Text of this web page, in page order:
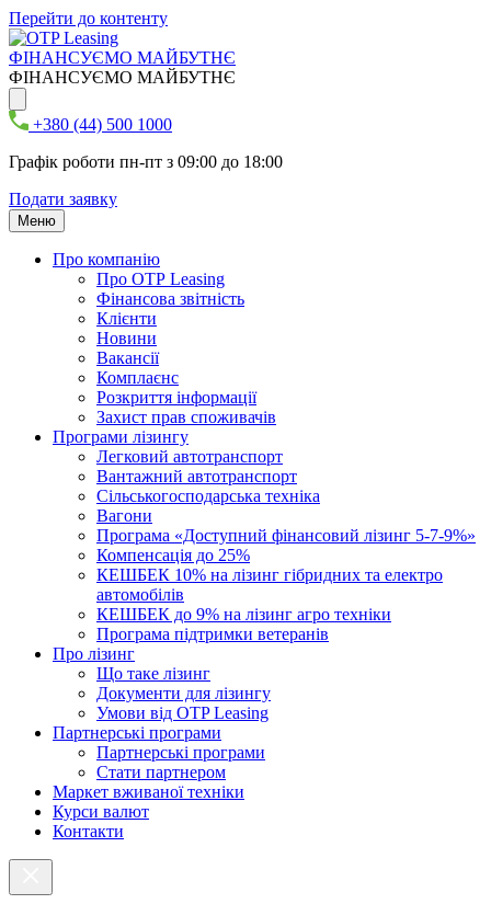
Перейти до контенту
ФІНАНСУЄМО МАЙБУТНЄ
ФІНАНСУЄМО МАЙБУТНЄ
+380 (44) 500 1000
Графік роботи пн-пт з 09:00 до 18:00
Подати заявку
Меню
Про компанію
Про ОТР Leasing
Фінансова звітність
Клієнти
Новини
Вакансії
Комплаєнс
Розкриття інформації
Захист прав споживачів
Програми лізингу
Легковий автотранспорт
Вантажний автотранспорт
Cільськогосподарська техніка
Вагони
Програма «Доступний фінансовий лізинг 5-7-9%»
Компенсація до 25%
КЕШБЕК 10% на лізинг гібридних та електро
автомобілів
КЕШБЕК до 9% на лізинг агро техніки
Програма підтримки ветеранів
Про лізинг
Що таке лізинг
Документи для лізингу
Умови від OTP Leasing
Партнерські програми
Партнерські програми
Стати партнером
Маркет вживаної техніки
Курси валют
Контакти